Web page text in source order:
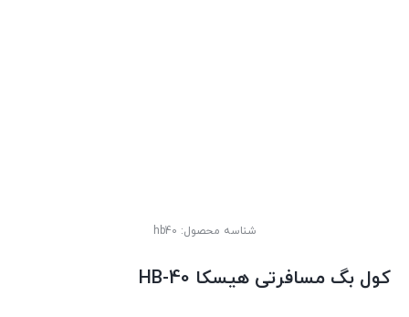
شناسه محصول: hb40
کول بگ مسافرتی هیسکا HB-40